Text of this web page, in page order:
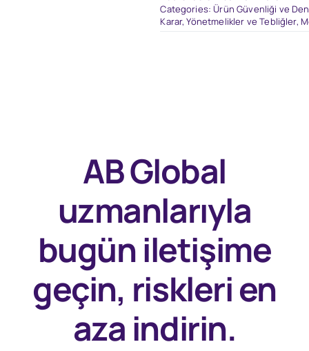
Categories: Ürün Güvenliği ve
Karar, Yönetmelikler ve Tebliğler,
AB Global
uzmanlarıyla
bugüniletişime
geçin, riskleri en
aza indirin.